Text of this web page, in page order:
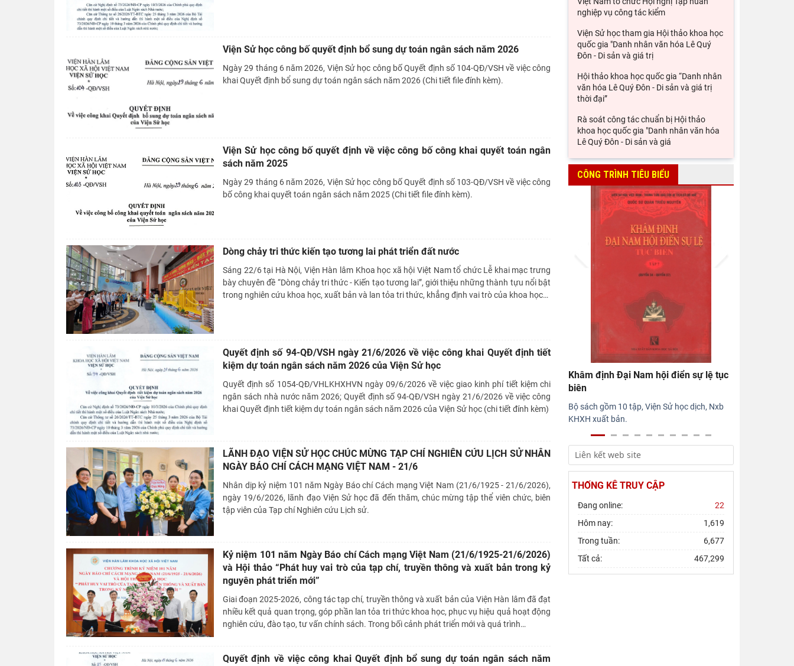
Viện Sử học công bố quyết định bổ sung dự toán ngân sách năm 2026
Ngày 29 tháng 6 năm 2026, Viện Sử học công bố Quyết định số 104-QĐ/VSH về việc công
khai Quyết định bổ sung dự toán ngân sách năm 2026 (Chi tiết file đính kèm).
Viện Sử học công bố quyết định về việc công bố công khai quyết toán ngân
sách năm 2025
Ngày 29 tháng 6 năm 2026, Viện Sử học công bố Quyết định số 103-QĐ/VSH về việc công
bố công khai quyết toán ngân sách năm 2025 (Chi tiết file đính kèm).
Dòng chảy tri thức kiến tạo tương lai phát triển đất nước
Sáng 22/6 tại Hà Nội, Viện Hàn lâm Khoa học xã hội Việt Nam tổ chức Lễ khai mạc trưng
bày chuyên đề “Dòng chảy tri thức - Kiến tạo tương lai”, giới thiệu những thành tựu nổi bật
trong nghiên cứu khoa học, xuất bản và lan tỏa tri thức, khẳng định vai trò của khoa học…
Quyết định số 94-QĐ/VSH ngày 21/6/2026 về việc công khai Quyết định tiết
kiệm dự toán ngân sách năm 2026 của Viện Sử học
Quyết định số 1054-QĐ/VHLKHXHVN ngày 09/6/2026 về việc giao kinh phí tiết kiệm chi
ngân sách nhà nước năm 2026; Quyết định số 94-QĐ/VSH ngày 21/6/2026 về việc công
khai Quyết định tiết kiệm dự toán ngân sách năm 2026 của Viện Sử học (chi tiết đính kèm)
LÃNH ĐẠO VIỆN SỬ HỌC CHÚC MỪNG TẠP CHÍ NGHIÊN CỨU LỊCH SỬ NHÂN
NGÀY BÁO CHÍ CÁCH MẠNG VIỆT NAM - 21/6
Nhân dịp kỷ niệm 101 năm Ngày Báo chí Cách mạng Việt Nam (21/6/1925 - 21/6/2026),
ngày 19/6/2026, lãnh đạo Viện Sử học đã đến thăm, chúc mừng tập thể viên chức, biên
tập viên của Tạp chí Nghiên cứu Lịch sử.
Kỷ niệm 101 năm Ngày Báo chí Cách mạng Việt Nam (21/6/1925-21/6/2026)
và Hội thảo “Phát huy vai trò của tạp chí, truyền thông và xuất bản trong kỷ
nguyên phát triển mới”
Giai đoạn 2025-2026, công tác tạp chí, truyền thông và xuất bản của Viện Hàn lâm đã đạt
nhiều kết quả quan trọng, góp phần lan tỏa tri thức khoa học, phục vụ hiệu quả hoạt động
nghiên cứu, đào tạo, tư vấn chính sách. Trong bối cảnh phát triển mới và quá trình…
Quyết định về việc công khai Quyết định bổ sung dự toán ngân sách năm
nghiệp vụ công tác kiểm
Viện Sử học tham gia Hội thảo khoa học
quốc gia "Danh nhân văn hóa Lê Quý
Đôn - Di sản và giá trị
Hội thảo khoa học quốc gia “Danh nhân
văn hóa Lê Quý Đôn - Di sản và giá trị
thời đại”
Rà soát công tác chuẩn bị Hội thảo
khoa học quốc gia "Danh nhân văn hóa
Lê Quý Đôn - Di sản và giá
CÔNG TRÌNH TIÊU BIỂU
Khâm định Đại Nam hội điển sự lệ tục
biên
Bộ sách gồm 10 tập, Viện Sử học dịch, Nxb
KHXH xuất bản.
THỐNG KÊ TRUY CẬP
Đang online:
22
Hôm nay:
1,619
Trong tuần:
6,677
Tất cả:
467,299